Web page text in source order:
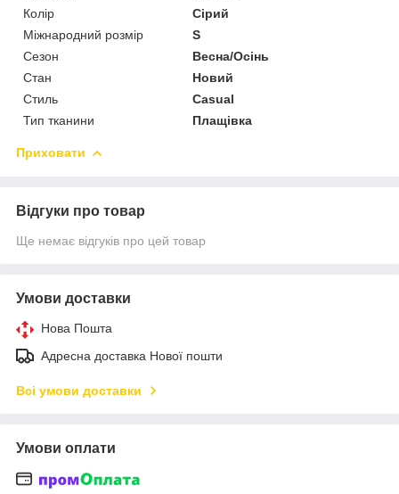
Колір
Сірий
Міжнародний розмір
S
Сезон
Весна/Осінь
Стан
Новий
Стиль
Casual
Тип тканини
Плащівка
Приховати
Відгуки про товар
Ще немає відгуків про цей товар
Умови доставки
Нова Пошта
Адресна доставка Нової пошти
Всі умови доставки
Умови оплати